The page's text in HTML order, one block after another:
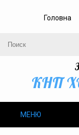
Головна
КНП
МЕНЮ